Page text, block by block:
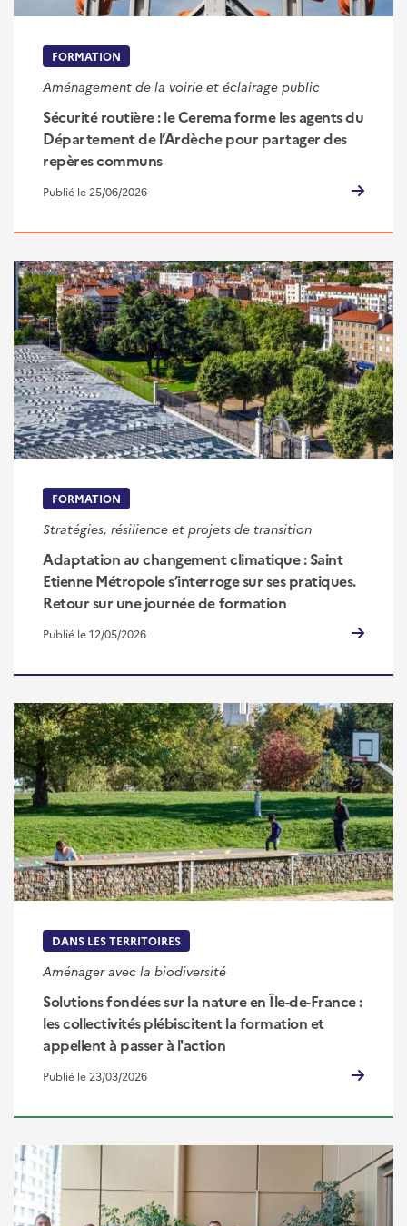
FORMATION
Aménagement de la voirie et éclairage public
Sécurité routière : le Cerema forme les agents du
Département de l’Ardèche pour partager des
repères communs
Publié le 25/06/2026
FORMATION
Stratégies, résilience et projets de transition
Adaptation au changement climatique : Saint
Etienne Métropole s’interroge sur ses pratiques.
Retour sur une journée de formation
Publié le 12/05/2026
DANS LES TERRITOIRES
Aménager avec la biodiversité
Solutions fondées sur la nature en Île-de-France :
les collectivités plébiscitent la formation et
appellent à passer à l'action
Publié le 23/03/2026